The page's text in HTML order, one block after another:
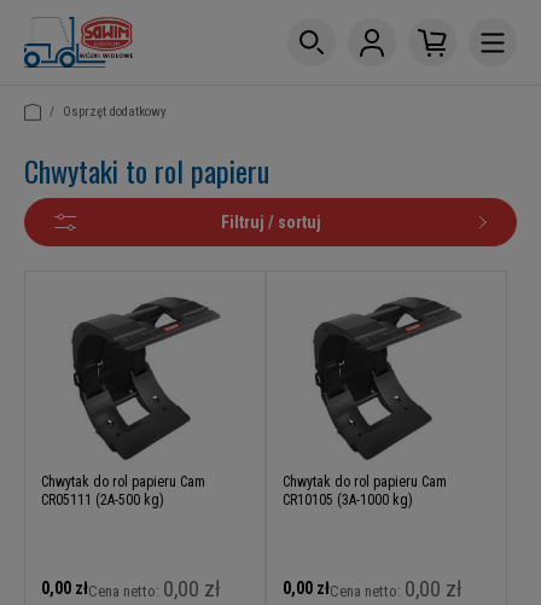
/ Osprzęt dodatkowy
Chwytaki to rol papieru
Filtruj / sortuj
Chwytak do rol papieru Cam
CR05111 (2A-500 kg)
0,00 złCena netto: 0,00 zł
Chwytak do rol papieru Cam
CR10105 (3A-1000 kg)
0,00 złCena netto: 0,00 zł